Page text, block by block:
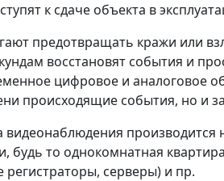
к сдаче объекта в
предотвращать кражи или
восстановят события и
цифровое и аналоговое
происходящие события, но и
видеонаблюдения
будь то однокомнатная
серверы) и пр.